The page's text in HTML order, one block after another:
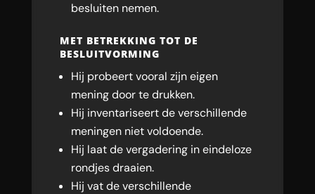
besluiten nemen.
MET BETREKKING TOT DE
BESLUITVORMING
Hij probeert vooral zijn eigen
mening door te drukken.
Hij inventariseert de verschillende
meningen niet voldoende.
Hij laat de vergadering in eindeloze
rondjes draaien.
Hij vat de verschillende